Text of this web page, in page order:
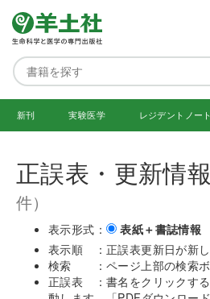
新刊 実験医学 レジデント ノート
正誤表・更新情報
件）
表示形式： 表紙＋書誌情報
表示順 ：正誤表更新日が新
検索 ：ページ上部の検索ボ
正誤表 ：書名をクリックす